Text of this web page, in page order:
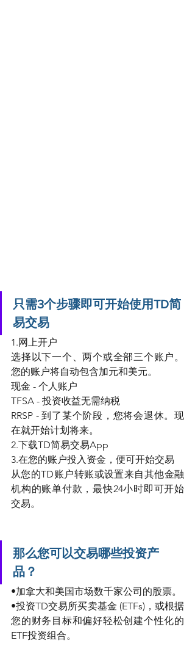
只需3个步骤即可开始使用TD简
易交易
1.网上开户
选择以下一个、两个或全部三个账户。
您的账户将自动包含加元和美元。
现金 - 个人账户
TFSA - 投资收益无需纳税
RRSP - 到了某个阶段，您将会退休。现
在就开始计划将来。
2.下载TD简易交易App
3.在您的账户投入资金，便可开始交易
从您的TD账户转账或设置来自其他金融
机构的账单付款，最快24小时即可开始
交易。
那么您可以交易哪些投资产
品？
•加拿大和美国市场数千家公司的股票。
•投资TD交易所买卖基金 (ETFs)，或根据
您的财务目标和偏好轻松创建个性化的
ETF投资组合。